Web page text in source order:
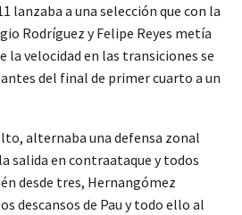
lanzaba a una selección que con la
Rodríguez y Felipe Reyes metía
la velocidad en las transiciones se
del final de primer cuarto a un
alternaba una defensa zonal
salida en contraataque y todos
desde tres, Hernangómez
descansos de Pau y todo ello al